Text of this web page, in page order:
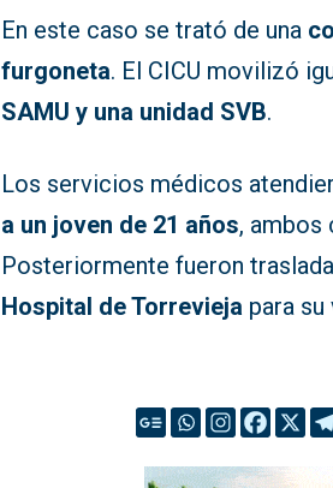
En este caso se trató de una
furgoneta. El CICU movilizó
SAMU y una unidad SVB.
Los servicios médicos
a un joven de 21 años, ambos
Posteriormente fueron
Hospital de Torrevieja para